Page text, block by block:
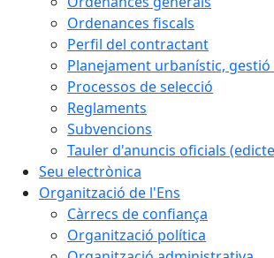
Ordenances fiscals
Perfil del contractant
Planejament urbanístic,
Processos de selecció
Reglaments
Subvencions
Tauler d'anuncis oficials
Seu electrònica
Organització de l'Ens
Càrrecs de confiança
Organització política